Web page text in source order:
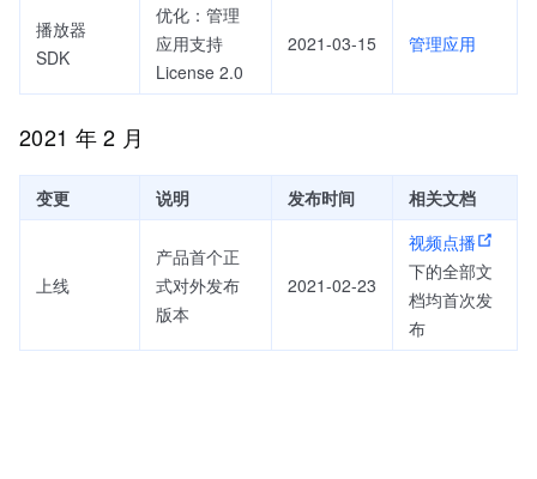
播放器
SDK
优化：管理
应用支持
License 2.0
2021-03-15 管理应用
2021 年 2 月
变更 说明 发布时间 相关文档
上线
产品首个正
式对外发布
版本
2021-02-23
视频点播
下的全部文
档均首次发
布